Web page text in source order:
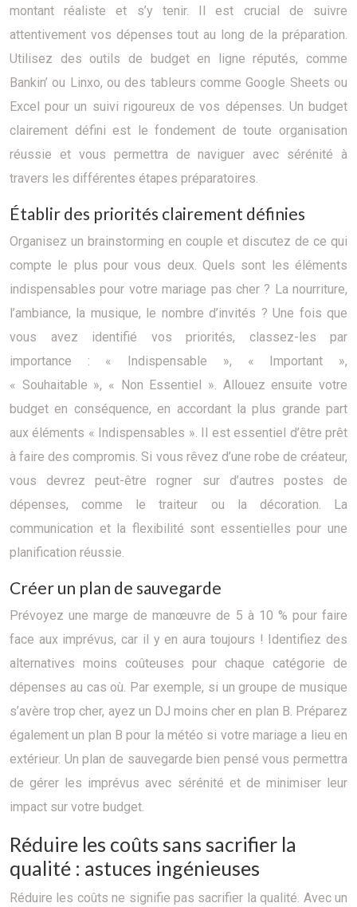
montant réaliste et s’y tenir. Il est crucial de suivre
attentivement vos dépenses tout au long de la préparation.
Utilisez des outils de budget en ligne réputés, comme
Bankin’ ou Linxo, ou des tableurs comme Google Sheets ou
Excel pour un suivi rigoureux de vos dépenses. Un budget
clairement défini est le fondement de toute organisation
réussie et vous permettra de naviguer avec sérénité à
travers les différentes étapes préparatoires.
Établir des priorités clairement définies
Organisez un brainstorming en couple et discutez de ce qui
compte le plus pour vous deux. Quels sont les éléments
indispensables pour votre mariage pas cher ? La nourriture,
l’ambiance, la musique, le nombre d’invités ? Une fois que
vous avez identifié vos priorités, classez-les par
importance : « Indispensable », « Important »,
« Souhaitable », « Non Essentiel ». Allouez ensuite votre
budget en conséquence, en accordant la plus grande part
aux éléments « Indispensables ». Il est essentiel d’être prêt
à faire des compromis. Si vous rêvez d’une robe de créateur,
vous devrez peut-être rogner sur d’autres postes de
dépenses, comme le traiteur ou la décoration. La
communication et la flexibilité sont essentielles pour une
planification réussie.
Créer un plan de sauvegarde
Prévoyez une marge de manœuvre de 5 à 10 % pour faire
face aux imprévus, car il y en aura toujours ! Identifiez des
alternatives moins coûteuses pour chaque catégorie de
dépenses au cas où. Par exemple, si un groupe de musique
s’avère trop cher, ayez un DJ moins cher en plan B. Préparez
également un plan B pour la météo si votre mariage a lieu en
extérieur. Un plan de sauvegarde bien pensé vous permettra
de gérer les imprévus avec sérénité et de minimiser leur
impact sur votre budget.
Réduire les coûts sans sacrifier la
qualité : astuces ingénieuses
Réduire les coûts ne signifie pas sacrifier la qualité. Avec un